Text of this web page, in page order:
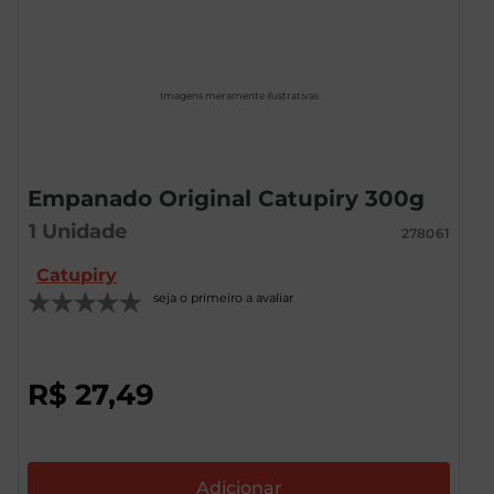
Imagens meramente ilustrativas
Empanado Original Catupiry 300g
1 Unidade 278061
Catupiry
seja o primeiro a avaliar
R$ 27,49